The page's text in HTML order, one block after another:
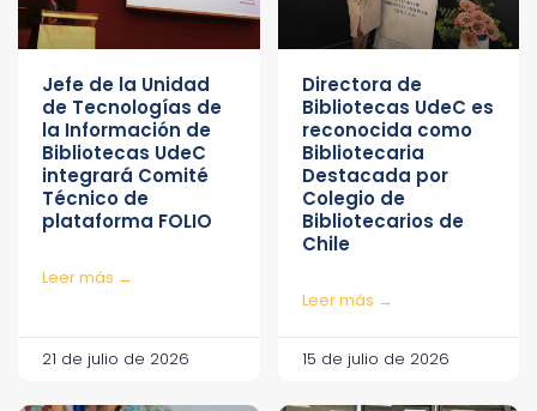
Jefe de la Unidad
de Tecnologías de
la Información de
Bibliotecas UdeC
integrará Comité
Técnico de
plataforma FOLIO
Leer más →
21 de julio de 2026
Directora de
Bibliotecas UdeC es
reconocida como
Bibliotecaria
Destacada por
Colegio de
Bibliotecarios de
Chile
Leer más →
15 de julio de 2026